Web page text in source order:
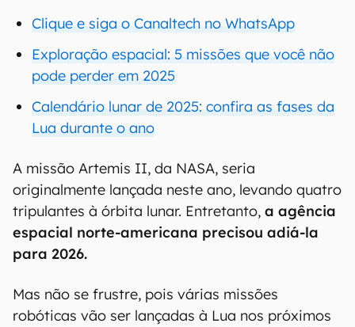
Clique e siga o Canaltech no WhatsApp
Exploração espacial: 5 missões que você não
pode perder em 2025
Calendário lunar de 2025: confira as fases da
Lua durante o ano
A missão Artemis II, da NASA, seria
originalmente lançada neste ano, levando quatro
tripulantes à órbita lunar. Entretanto, a agência
espacial norte-americana precisou adiá-la
para 2026.
Mas não se frustre, pois várias missões
robóticas vão ser lançadas à Lua nos próximos